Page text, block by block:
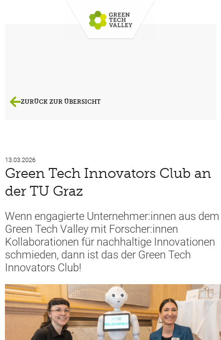
ZURÜCK ZUR ÜBERSICHT
13.03.2026
Green Tech Innovators Club an
der TU Graz
Wenn engagierte Unternehmer:innen aus dem
Green Tech Valley mit Forscher:innen
Kollaborationen für nachhaltige Innovationen
schmieden, dann ist das der Green Tech
Innovators Club!